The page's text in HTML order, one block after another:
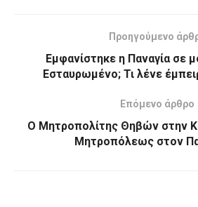
Προηγούμενο
Εμφανίστηκε η Παναγία σε
Εσταυρωμένο; Τι λένε
Επόμενο άρθρο
Ο Μητροπολίτης Θηβών στην
Μητροπόλεως στον